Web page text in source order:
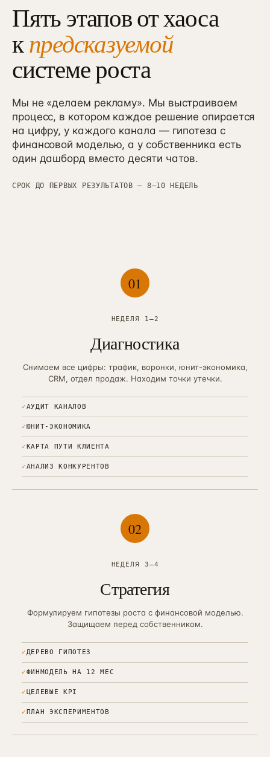
Пять этапов от хаоса
кпредсказуемой
системе роста
Мы не «делаем рекламу». Мы выстраиваем
процесс, в котором каждое решение опирается
на цифру, у каждого канала — гипотеза с
финансовой моделью, а у собственника есть
один дашборд вместо десяти чатов.
СРОК ДО ПЕРВЫХ РЕЗУЛЬТАТОВ — 8–10 НЕДЕЛЬ
01
НЕДЕЛЯ 1–2
Диагностика
Снимаем все цифры: трафик, воронки, юнит-экономика,
CRM, отдел продаж. Находим точки утечки.
✓АУДИТ КАНАЛОВ
✓ЮНИТ-ЭКОНОМИКА
✓КАРТА ПУТИ КЛИЕНТА
✓АНАЛИЗ КОНКУРЕНТОВ
02
НЕДЕЛЯ 3–4
Стратегия
Формулируем гипотезы роста с финансовой моделью.
Защищаем перед собственником.
✓ДЕРЕВО ГИПОТЕЗ
✓ФИНМОДЕЛЬ НА 12 МЕС
✓ЦЕЛЕВЫЕ KPI
✓ПЛАН ЭКСПЕРИМЕНТОВ